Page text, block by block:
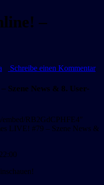
–
Schreibe einen Kommentarzu
Szene News & 8. User-
RB2GdCPHFE4″
LIVE! #79 – Szene News &